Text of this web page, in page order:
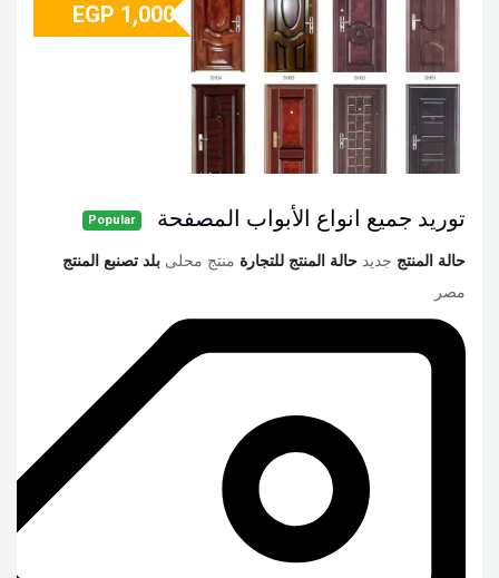
توريد جميع انواع الأبواب المصفحة Popular
حالة المنتج جديد حالة المنتج للتجارة منتج محلى بلد تصنبع المنتج
مصر
EGP 1,000